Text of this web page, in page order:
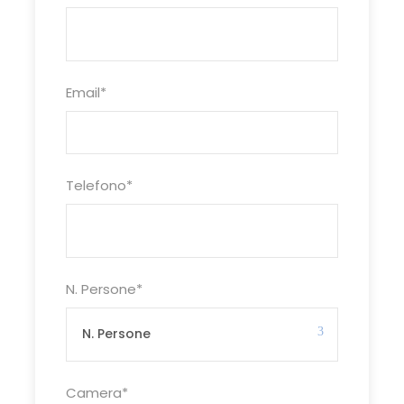
Email*
Telefono*
N. Persone*
Camera*
centro benessere in hotel,
Eventuale tassa di soggiorno,
facoltativa Euro 25,00 per persona;
mance e facchinaggio, tutto quanto
“la quota comprende”.
Programma